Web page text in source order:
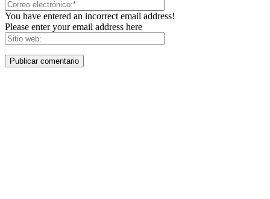
You have entered an incorrect email address!
Please enter your email address here